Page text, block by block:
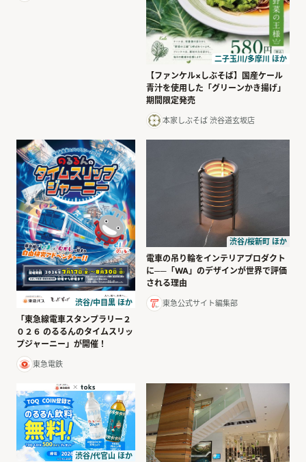
二子玉川/多摩川 ほか
【ファンケル×しぶそば】国産ケール
青汁を使用した「グリーンかき揚げ」
期間限定発売
本家しぶそば 渋谷道玄坂店
渋谷/中目黒 ほか
「東急線電車スタンプラリー２
０２６ のるるんのタイムスリッ
プジャーニー」が開催！
東急電鉄
渋谷/桜新町 ほか
電車の吊り輪をインテリアプロダクト
に──「WA」のデザインが世界で評価
される理由
東急公式サイト編集部
渋谷/代官山 ほか